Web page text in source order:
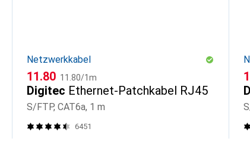
Netzwerkkabel
CHF
11.80 CHF
11.80/1m
Digitec Ethernet-Patchkabel RJ45
S/FTP, CAT6a, 1 m
6451